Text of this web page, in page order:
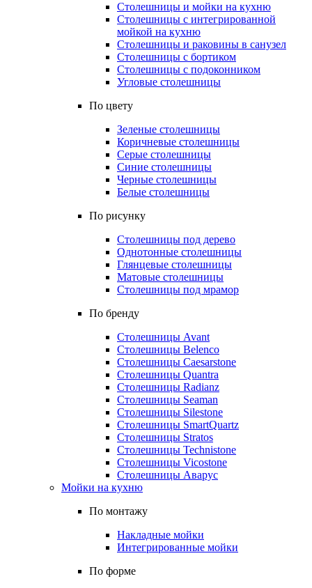
Столешницы и мойки на кухню
Столешницы с интегрированной
мойкой на кухню
Столешницы и раковины в санузел
Столешницы с бортиком
Столешницы с подоконником
Угловые столешницы
По цвету
Зеленые столешницы
Коричневые столешницы
Серые столешницы
Синие столешницы
Черные столешницы
Белые столешницы
По рисунку
Столешницы под дерево
Однотонные столешницы
Глянцевые столешницы
Матовые столешницы
Столешницы под мрамор
По бренду
Столешницы Avant
Столешницы Belenco
Столешницы Caesarstone
Столешницы Quantra
Столешницы Radianz
Столешницы Seaman
Столешницы Silestone
Столешницы SmartQuartz
Столешницы Stratos
Столешницы Technistone
Столешницы Vicostone
Столешницы Аварус
Мойки на кухню
По монтажу
Накладные мойки
Интегрированные мойки
По форме